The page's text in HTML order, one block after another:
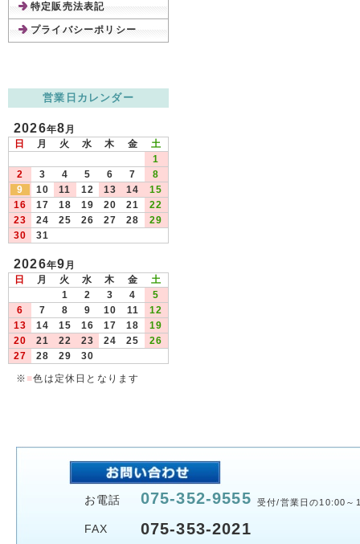
特定販売法表記
プライバシーポリシー
営業日カレンダー
2026年8月
日
月 火 水 木 金
土
1
2
3 4 5 6 7
8
9
10 11 12 13 14
15
16
17 18 19 20 21
22
23
24 25 26 27 28
29
30
31
2026年9月
日
月 火 水 木 金
土
1
2 3 4
5
6
7 8 9 10 11
12
13
14 15 16 17 18
19
20
21 22 23 24 25
26
27
28 29
30
※ ■色は定休日となります
お電話 075-352-9555 受付/営業日の10:00～
FAX 075-353-2021